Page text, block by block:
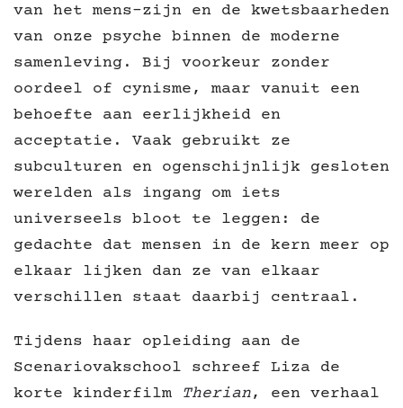
van het mens-zijn en de kwetsbaarheden
van onze psyche binnen de moderne
samenleving. Bij voorkeur zonder
oordeel of cynisme, maar vanuit een
behoefte aan eerlijkheid en
acceptatie. Vaak gebruikt ze
subculturen en ogenschijnlijk gesloten
werelden als ingang om iets
universeels bloot te leggen: de
gedachte dat mensen in de kern meer op
elkaar lijken dan ze van elkaar
verschillen staat daarbij centraal.
Tijdens haar opleiding aan de
Scenariovakschool schreef Liza de
korte kinderfilm Therian, een verhaal